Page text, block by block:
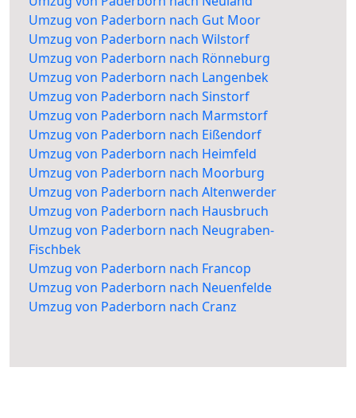
Umzug von Paderborn nach Gut Moor
Umzug von Paderborn nach Wilstorf
Umzug von Paderborn nach Rönneburg
Umzug von Paderborn nach Langenbek
Umzug von Paderborn nach Sinstorf
Umzug von Paderborn nach Marmstorf
Umzug von Paderborn nach Eißendorf
Umzug von Paderborn nach Heimfeld
Umzug von Paderborn nach Moorburg
Umzug von Paderborn nach Altenwerder
Umzug von Paderborn nach Hausbruch
Umzug von Paderborn nach Neugraben-
Fischbek
Umzug von Paderborn nach Francop
Umzug von Paderborn nach Neuenfelde
Umzug von Paderborn nach Cranz